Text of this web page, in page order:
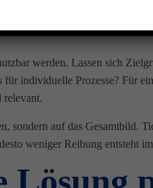
funktionieren, wann
werden. Lassen sich
individuelle Prozesse? Für
relevant.
sondern auf das Gesamtbild.
weniger Reibung entsteht